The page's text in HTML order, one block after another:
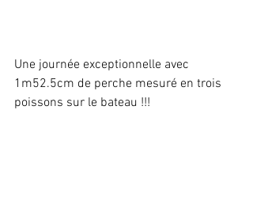
Une journée exceptionnelle avec
1m52.5cm de perche mesuré en trois
poissons sur le bateau !!!